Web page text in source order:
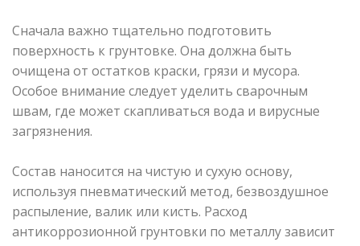
Сначала важно тщательно подготовить
поверхность к грунтовке. Она должна быть
очищена от остатков краски, грязи и мусора.
Особое внимание следует уделить сварочным
швам, где может скапливаться вода и вирусные
загрязнения.
Состав наносится на чистую и сухую основу,
используя пневматический метод, безвоздушное
распыление, валик или кисть. Расход
антикоррозионной грунтовки по металлу зависит